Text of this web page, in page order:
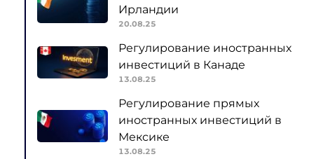
Ирландии
20.08.25
Регулирование иностранных
инвестиций в Канаде
13.08.25
Регулирование прямых
иностранных инвестиций в
Мексике
13.08.25